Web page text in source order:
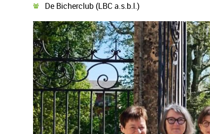
De Bicherclub (LBC a.s.b.l.)